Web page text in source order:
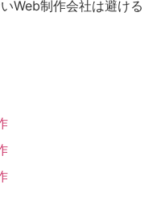
Web制作会社は避ける